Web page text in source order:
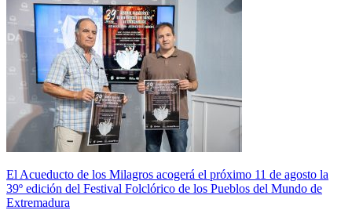
El Acueducto de los Milagros acogerá el próximo 11 de agosto la
39º edición del Festival Folclórico de los Pueblos del Mundo de
Extremadura